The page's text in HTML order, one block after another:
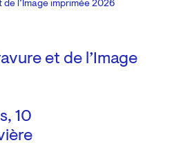
et de l’Image
10
l’Image imprimée 2026